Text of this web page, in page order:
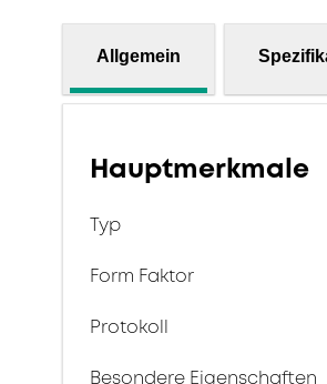
Allgemein
Hauptmerkmale
Typ
Form Faktor
Protokoll
Besondere Eigenschaften